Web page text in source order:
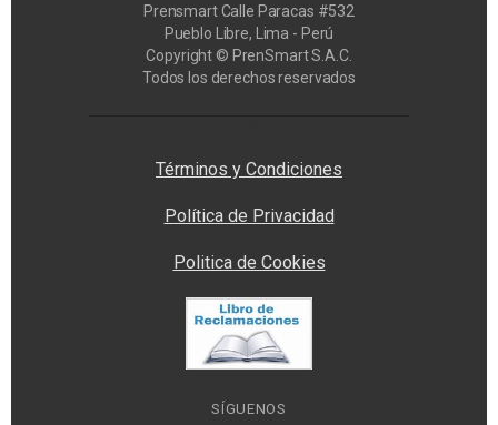
Prensmart Calle Paracas #532
Pueblo Libre, Lima - Perú
Copyright © PrenSmart S.A.C.
Todos los derechos reservados
Términos y Condiciones
Política de Privacidad
Politica de Cookies
SÍGUENOS